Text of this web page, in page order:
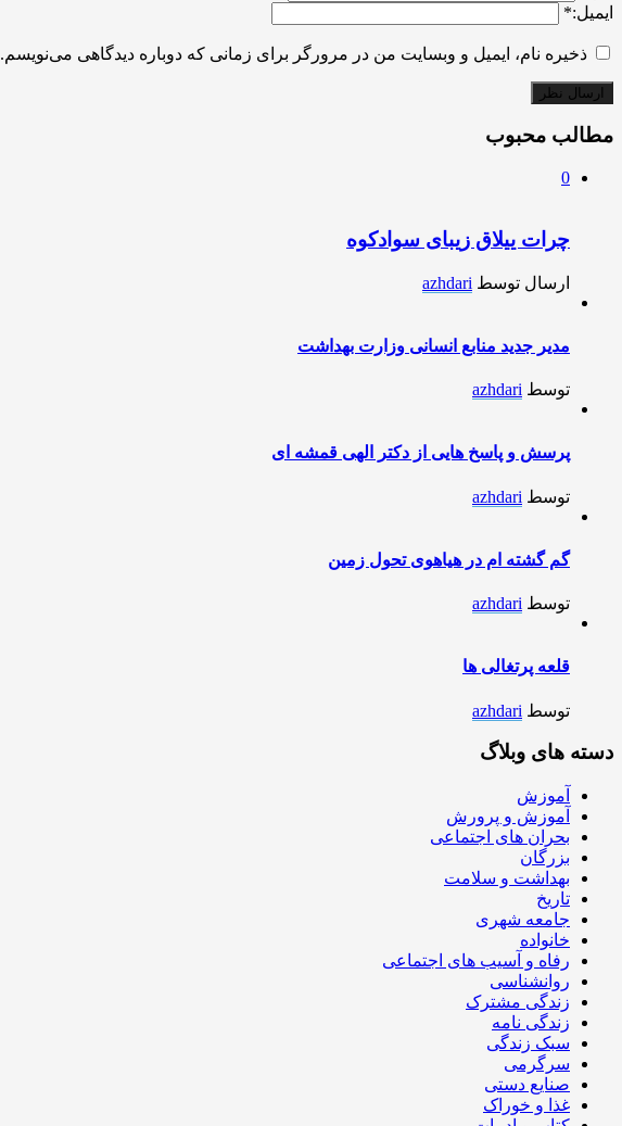
ایمیل:*
ذخیره نام، ایمیل و وبسایت من در مرورگر برای زمانی که دوباره دیدگاهی می‌نویسم.
مطالب محبوب
0
چرات ییلاق زیبای سوادکوه
ارسال توسط azhdari
مدیر جدید منابع انسانی وزارت بهداشت
توسط azhdari
پرسش و پاسخ هایی از دکتر الهی قمشه ای
توسط azhdari
گم گشته ام در هیاهوی تحول زمین
توسط azhdari
قلعه پرتغالی ها
توسط azhdari
دسته های وبلاگ
آموزش
آموزش و پرورش
بحران های اجتماعی
بزرگان
بهداشت و سلامت
تاریخ
جامعه شهری
خانواده
رفاه و آسیب های اجتماعی
روانشناسی
زندگی مشترک
زندگی نامه
سبک زندگی
سرگرمی
صنایع دستی
غذا و خوراک